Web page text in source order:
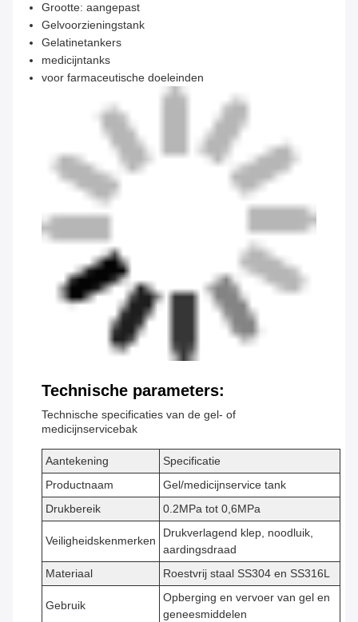
Grootte: aangepast
Gelvoorzieningstank
Gelatinetankers
medicijntanks
voor farmaceutische doeleinden
Technische parameters:
Technische specificaties van de gel- of
medicijnservicebak
Aantekening
Specificatie
Productnaam
Gel/medicijnservice tank
Drukbereik
0.2MPa tot 0,6MPa
Veiligheidskenmerken
Drukverlagend klep, noodluik,
aardingsdraad
Materiaal
Roestvrij staal SS304 en SS316L
Gebruik
Opberging en vervoer van gel en
geneesmiddelen